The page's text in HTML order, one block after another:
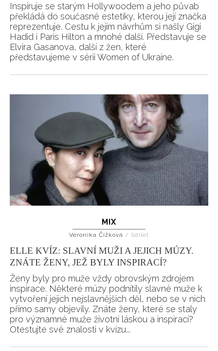
Inspiruje se starým Hollywoodem a jeho půvab
překládá do současné estetiky, kterou její značka
reprezentuje. Cestu k jejím návrhům si našly Gigi
Hadid i Paris Hilton a mnohé další. Představuje se
Elvira Gasanova, další z žen, které
představujeme v sérii Women of Ukraine.
MIX
Veronika Čížková / Sdílet
ELLE KVÍZ: SLAVNÍ MUŽI A JEJICH MÚZY.
ZNÁTE ŽENY, JEŽ BYLY INSPIRACÍ?
Ženy byly pro muže vždy obrovským zdrojem
inspirace. Některé múzy podnítily slavné muže k
vytvoření jejich nejslavnějších děl, nebo se v nich
přímo samy objevily. Znáte ženy, které se staly
pro významné muže životní láskou a inspirací?
Otestujte své znalosti v kvízu...